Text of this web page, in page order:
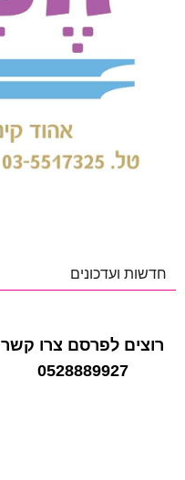
חדשות ועדכונים
רוצים לפרסם צרו קשר
0528889927